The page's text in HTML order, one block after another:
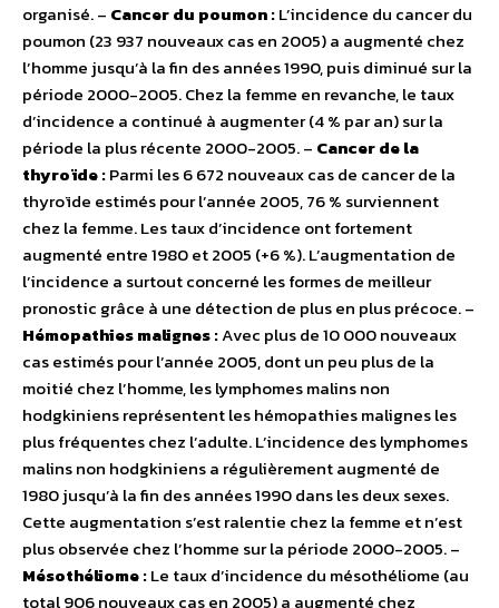
organisé. – Cancer du poumon :L’incidence du cancer du
poumon (23 937 nouveaux cas en 2005) a augmenté chez
l’homme jusqu’à la fin des années 1990, puis diminué sur la
période 2000-2005. Chez la femme en revanche, le taux
d’incidence a continué à augmenter (4 % par an) sur la
période la plus récente 2000-2005. – Cancer de la
thyroïde :Parmi les 6 672 nouveaux cas de cancer de la
thyroïde estimés pour l’année 2005, 76 % surviennent
chez la femme. Les taux d’incidence ont fortement
augmenté entre 1980 et 2005 (+6 %). L’augmentation de
l’incidence a surtout concerné les formes de meilleur
pronostic grâce à une détection de plus en plus précoce. –
Hémopathies malignes :Avec plus de 10 000 nouveaux
cas estimés pour l’année 2005, dont un peu plus de la
moitié chez l’homme, les lymphomes malins non
hodgkiniens représentent les hémopathies malignes les
plus fréquentes chez l’adulte. L’incidence des lymphomes
malins non hodgkiniens a régulièrement augmenté de
1980 jusqu’à la fin des années 1990 dans les deux sexes.
Cette augmentation s’est ralentie chez la femme et n’est
plus observée chez l’homme sur la période 2000-2005. –
Mésothéliome :Le taux d’incidence du mésothéliome (au
total 906 nouveaux cas en 2005) a augmenté chez